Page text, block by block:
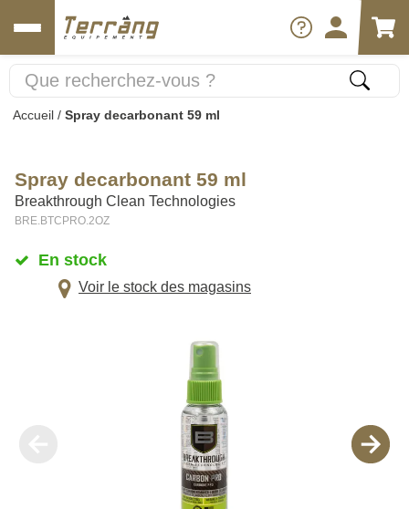
Accueil / Spray decarbonant 59 ml
Spray decarbonant 59 ml
Breakthrough Clean Technologies
BRE.BTCPRO.2OZ
En stock
Voir le stock des magasins